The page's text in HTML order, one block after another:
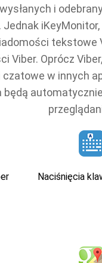
i
tekstowe
Oprócz
w innych
Naciśnięcia